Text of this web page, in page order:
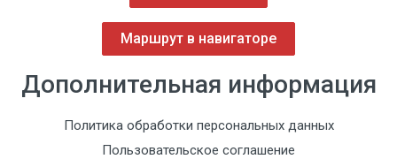
Маршрут в навигаторе
Дополнительная информация
Политика обработки персональных данных
Пользовательское соглашение